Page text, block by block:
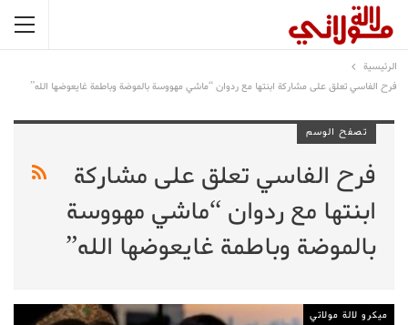
الرئيسية
فرح الفاسي تعلق على مشاركة ابنتها مع ردوان “ماشي مهووسة بالموضة وباطمة غايعوضها الله”
تصفح الوسم
فرح الفاسي تعلق على مشاركة
ابنتها مع ردوان “ماشي مهووسة
بالموضة وباطمة غايعوضها الله”
ميكرو لالة مولاتي